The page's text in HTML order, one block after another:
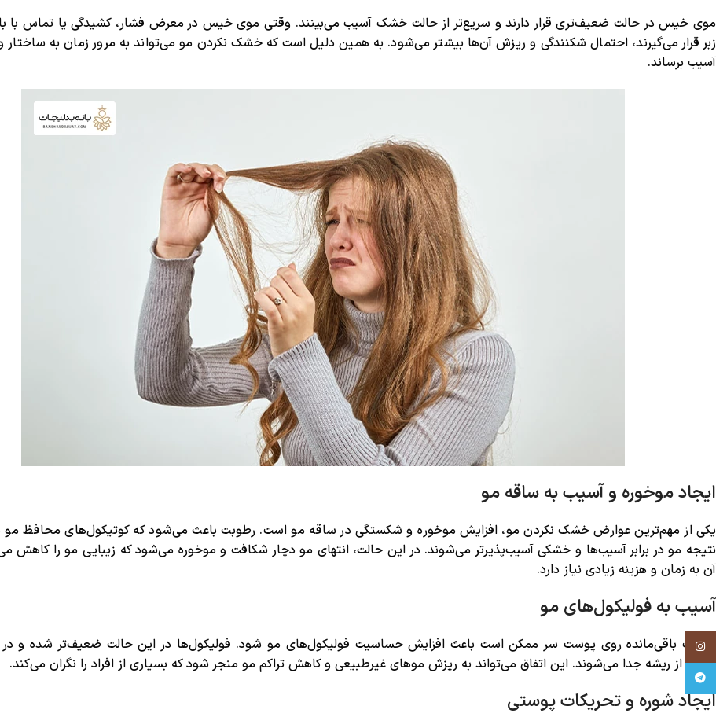
موی خیس در حالت ضعیف‌تری قرار دارند و سریع‌تر از حالت خشک آسیب می‌بینند. وقتی موی خیس در معرض فشار، کشیدگی یا تماس
زبر قرار می‌گیرند، احتمال شکنندگی و ریزش آن‌ها بیشتر می‌شود. به همین دلیل است که خشک نکردن مو می‌تواند به مرور زمان به ساختار
آسیب برساند.
ایجاد موخوره و آسیب به ساقه مو
یکی از مهم‌ترین عوارض خشک نکردن مو، افزایش موخوره و شکستگی در ساقه مو است. رطوبت باعث می‌شود که کوتیکول‌های محافظ مو
نتیجه مو در برابر آسیب‌ها و خشکی آسیب‌پذیرتر می‌شوند. در این حالت، انتهای مو دچار شکافت و موخوره می‌شود که زیبایی مو را کاهش
آن به زمان و هزینه زیادی نیاز دارد.
آسیب به فولیکول‌های مو
رطوبت باقی‌مانده روی پوست سر ممکن است باعث افزایش حساسیت فولیکول‌های مو شود. فولیکول‌ها در این حالت ضعیف‌تر شده و در
راحتی از ریشه جدا می‌شوند. این اتفاق می‌تواند به ریزش موهای غیرطبیعی و کاهش تراکم مو منجر شود که بسیاری از افراد را نگران می‌کند.
ایجاد شوره و تحریکات پوستی
Instagram